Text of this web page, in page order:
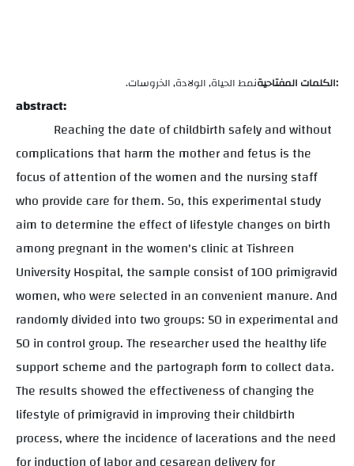
الكلمات المفتاحية: نمط الحياة, الولادة, الخروسات.
abstract:
Reaching the date of childbirth safely and without
complications that harm the mother and fetus is the
focus of attention of the women and the nursing staff
who provide care for them. So, this experimental study
aim to determine the effect of lifestyle changes on birth
among pregnant in the women's clinic at Tishreen
University Hospital, the sample consist of 100 primigravid
women, who were selected in an convenient manure. And
randomly divided into two groups: 50 in experimental and
50 in control group. The researcher used the healthy life
support scheme and the partograph form to collect data.
The results showed the effectiveness of changing the
lifestyle of primigravid in improving their childbirth
process, where the incidence of lacerations and the need